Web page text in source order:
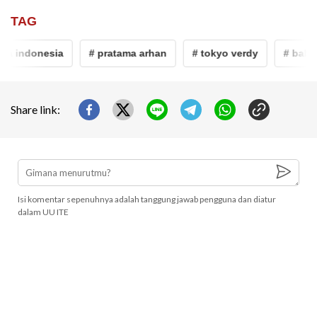
TAG
indonesia # pratama arhan # tokyo verdy #
Share link:
Isi komentar sepenuhnya adalah tanggung jawab pengguna dan diatur
dalam UU ITE